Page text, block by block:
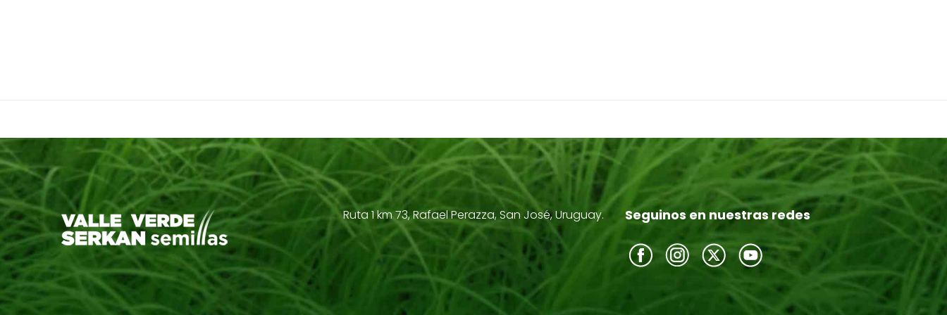
Ruta 1 km 73, Rafael Perazza, San José, Uruguay. Seguinos en nuestras redes